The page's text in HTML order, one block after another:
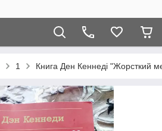
1 Книга Ден Кеннеді "Жорсткий